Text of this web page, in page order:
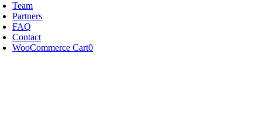
Team
Partners
FAQ
Contact
WooCommerce Cart0